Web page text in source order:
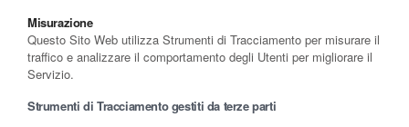
Misurazione
Questo Sito Web utilizza Strumenti di Tracciamento per misurare il
traffico e analizzare il comportamento degli Utenti per migliorare il
Servizio.
Strumenti di Tracciamento gestiti da terze parti